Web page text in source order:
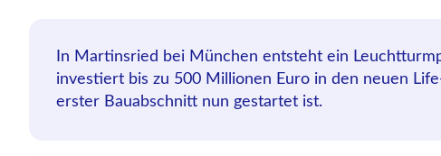
In Martinsried bei München entsteht ein
investiert bis zu 500 Millionen Euro in den neuen
erster Bauabschnitt nun gestartet ist.